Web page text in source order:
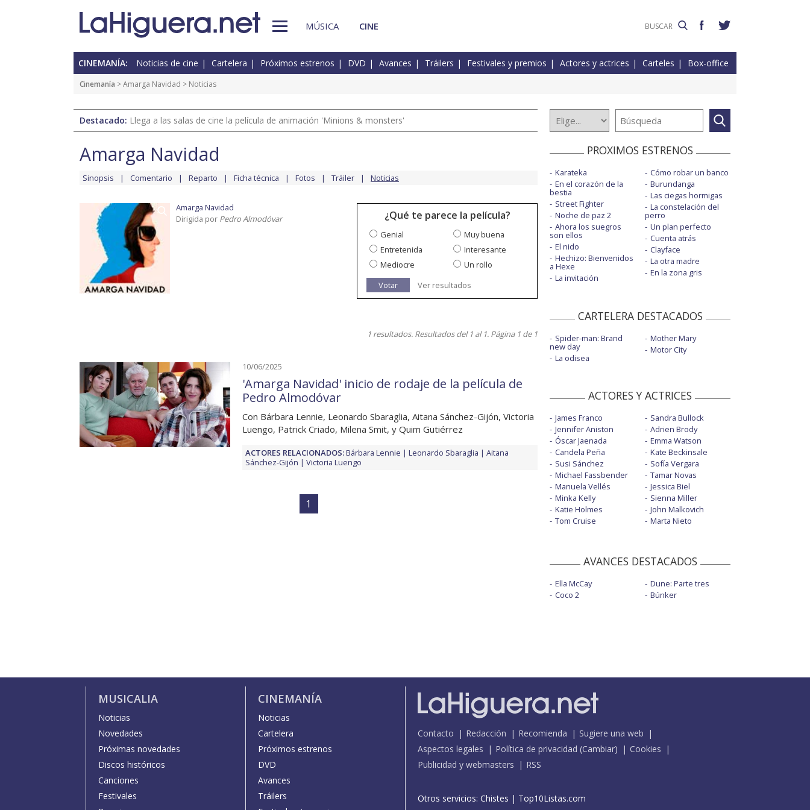
MÚSICA CINE
CINEMANÍA: Noticias de cine Cartelera Próximos estrenos DVD Avances Tráilers Festivales y premios Actores y actrices Carteles Box-office
Cinemanía >Amarga Navidad > Noticias
Destacado: Llega a las salas de cine la película de animación 'Minions & monsters'
Amarga Navidad
Sinopsis Comentario Reparto Ficha técnica Fotos Tráiler Noticias
Amarga Navidad
Dirigida por Pedro Almodóvar ¿Qué te parece la película?
Genial
Muy buena
Entretenida
Interesante
Mediocre
Un rollo
Votar
Ver resultados
1 resultados. Resultados del 1 al 1. Página 1 de 1
10/06/2025
'Amarga Navidad' inicio de rodaje de la película de
Pedro Almodóvar
Con Bárbara Lennie, Leonardo Sbaraglia, Aitana Sánchez-Gijón, Victoria
Luengo, Patrick Criado, Milena Smit, y Quim Gutiérrez
ACTORES RELACIONADOS:Bárbara Lennie Leonardo Sbaraglia
Aitana
Sánchez-Gijón
Victoria Luengo
1
PROXIMOS ESTRENOS
Karateka
En el corazón de la
bestia
Street Fighter
Noche de paz 2
Ahora los suegros
son ellos
El nido
Hechizo: Bienvenidos
a Hexe
La invitación
Cómo robar un banco
Burundanga
Las ciegas hormigas
La constelación del
perro
Un plan perfecto
Cuenta atrás
Clayface
La otra madre
En la zona gris
CARTELERA DESTACADOS
Spider-man: Brand
new day
La odisea
Mother Mary
Motor City
ACTORES Y ACTRICES
James Franco
Jennifer Aniston
Óscar Jaenada
Candela Peña
Susi Sánchez
Michael Fassbender
Manuela Vellés
Minka Kelly
Katie Holmes
Tom Cruise
Sandra Bullock
Adrien Brody
Emma Watson
Kate Beckinsale
Sofía Vergara
Tamar Novas
Jessica Biel
Sienna Miller
John Malkovich
Marta Nieto
AVANCES DESTACADOS
Ella McCay
Coco 2
Dune: Parte tres
Búnker
MUSICALIA
Noticias
Novedades
Próximas novedades
Discos históricos
Canciones
Festivales
CINEMANÍA
Noticias
Cartelera
Próximos estrenos
DVD
Avances
Tráilers
Contacto Redacción Recomienda
Sugiere una web
Aspectos legales
Política de privacidad (Cambiar)
Cookies
Publicidad y webmasters
RSS
Otros servicios: Chistes | Top10Listas.com